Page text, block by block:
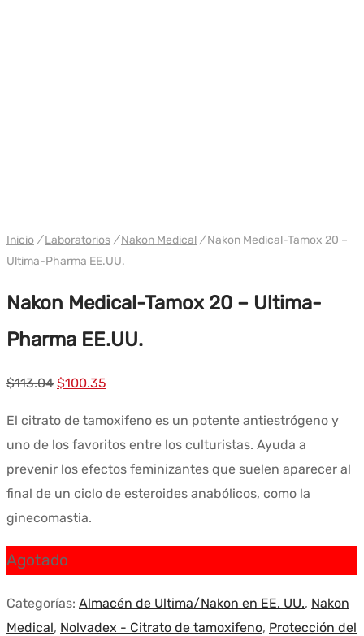
Inicio / Laboratorios / Nakon Medical /Nakon Medical-Tamox 20 –
Ultima-Pharma EE.UU.
Nakon Medical-Tamox 20 – Ultima-
Pharma EE.UU.
$113.04 El
$100.35
El citrato de tamoxifeno es un potente antiestrógeno y
uno de los favoritos entre los culturistas. Ayuda a
prevenir los efectos feminizantes que suelen aparecer al
final de un ciclo de esteroides anabólicos, como la
ginecomastia.
Agotado
Categorías: Almacén de Ultima/Nakon en EE. UU., Nakon
Medical, Nolvadex - Citrato de tamoxifeno, Protección del